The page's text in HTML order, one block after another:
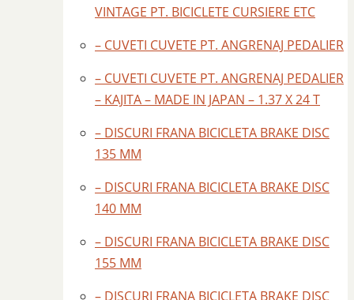
VINTAGE PT. BICICLETE CURSIERE ETC
– CUVETI CUVETE PT. ANGRENAJ PEDALIER
– CUVETI CUVETE PT. ANGRENAJ PEDALIER
– KAJITA – MADE IN JAPAN – 1.37 X 24 T
– DISCURI FRANA BICICLETA BRAKE DISC
135 MM
– DISCURI FRANA BICICLETA BRAKE DISC
140 MM
– DISCURI FRANA BICICLETA BRAKE DISC
155 MM
– DISCURI FRANA BICICLETA BRAKE DISC